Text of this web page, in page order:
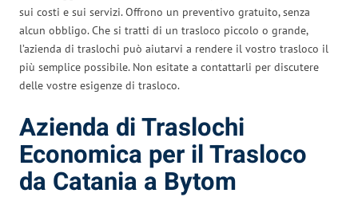
sui costi e sui servizi. Offrono un preventivo gratuito, senza
alcun obbligo. Che si tratti di un trasloco piccolo o grande,
l’azienda di traslochi può aiutarvi a rendere il vostro trasloco il
più semplice possibile. Non esitate a contattarli per discutere
delle vostre esigenze di trasloco.
Azienda di Traslochi
Economica per il Trasloco
da Catania a Bytom